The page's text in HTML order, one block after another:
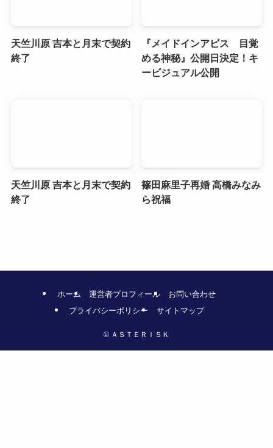
天竺川原 吉本と月末で契約
終了
『メイドインアビス 目覚
める神秘』公開日決定！キ
ービジュアル公開
天竺川原 吉本と月末で契約
終了
篠田麻里子再婚 高橋みなみ
ら祝福
ホーム 運営者プロフィール
お問い合わせ
プライバシーポリシー
サイトマップ
© ＡＳＴＥＲＩＳＫ